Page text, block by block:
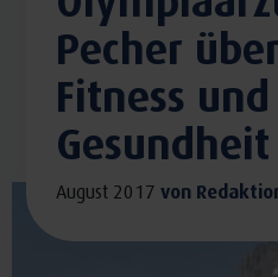
Pecher
Fitness und
Gesundheit
August 2017 von Redaktion